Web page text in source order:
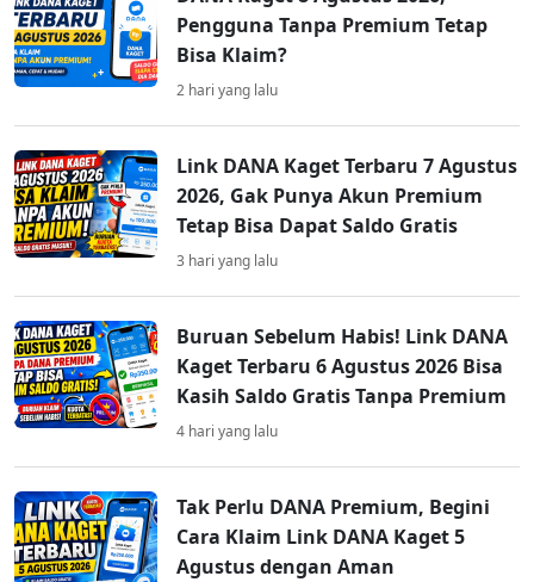
Pengguna Tanpa Premium Tetap
Bisa Klaim?
2 hari yang lalu
Link DANA Kaget Terbaru 7 Agustus
2026, Gak Punya Akun Premium
Tetap Bisa Dapat Saldo Gratis
3 hari yang lalu
Buruan Sebelum Habis! Link DANA
Kaget Terbaru 6 Agustus 2026 Bisa
Kasih Saldo Gratis Tanpa Premium
4 hari yang lalu
Tak Perlu DANA Premium, Begini
Cara Klaim Link DANA Kaget 5
Agustus dengan Aman